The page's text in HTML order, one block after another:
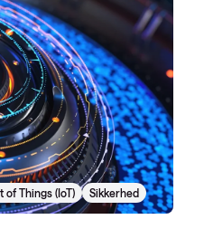
of Things (IoT) Sikkerhed